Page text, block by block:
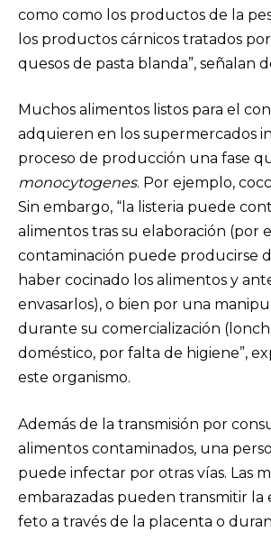
como como los productos de la
los productos cárnicos tratados
quesos de pasta blanda”, señalan
Muchos alimentos listos para el
adquieren en los supermercados
proceso de producción una fase
monocytogenes. Por ejemplo,
Sin embargo, “la listeria puede
alimentos tras su elaboración (por
contaminación puede producirse
haber cocinado los alimentos y
envasarlos), o bien por una
durante su comercialización
doméstico, por falta de higiene”,
este organismo.
Además de la transmisión por
alimentos contaminados, una
puede infectar por otras vías. Las
embarazadas pueden transmitir la
feto a través de la placenta o